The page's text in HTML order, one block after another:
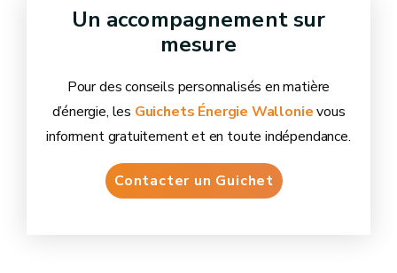
Un accompagnement sur
mesure
Pour des conseils personnalisés en matière
d’énergie, les Guichets Énergie Wallonievous
informent gratuitement et en toute indépendance.
Contacter un Guichet